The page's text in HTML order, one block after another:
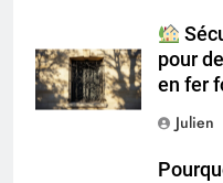
pour
en fer
Julien